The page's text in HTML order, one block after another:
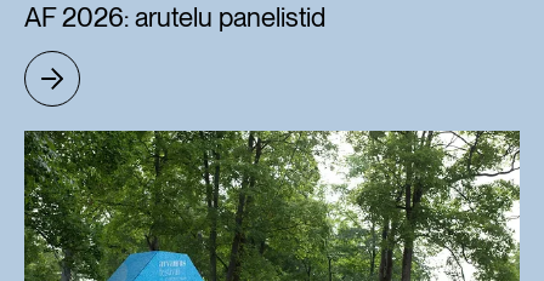
AF 2026: arutelu panelistid